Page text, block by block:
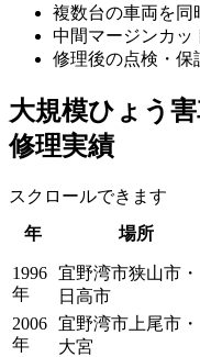
複数台の車両を同
中間マージンカッ
修理後の点検・保
大規模ひょう
修理実績
スクロールできます
年
場所
1996
年
宜野湾市狭山市・
日高市
2006
年
宜野湾市上尾市・
大宮